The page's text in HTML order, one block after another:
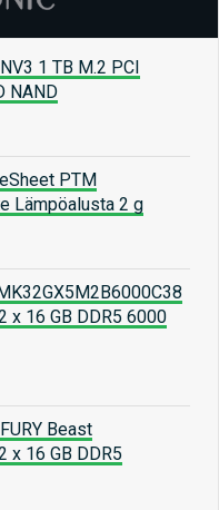
1 TB M.2 PCI
NAND
PTM
Lämpöalusta 2 g
x 16 GB DDR5 6000
Beast
x 16 GB DDR5